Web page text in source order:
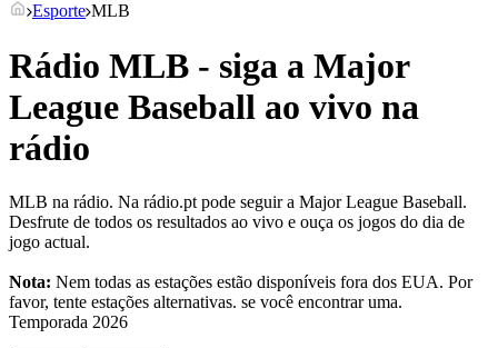
Esporte MLB
Rádio MLB - siga a Major
League Baseball ao vivo na
rádio
MLB na rádio. Na rádio.pt pode seguir a Major League Baseball.
Desfrute de todos os resultados ao vivo e ouça os jogos do dia de
jogo actual.
Nota: Nem todas as estações estão disponíveis fora dos EUA. Por
favor, tente estações alternativas. se você encontrar uma.
Temporada 2026